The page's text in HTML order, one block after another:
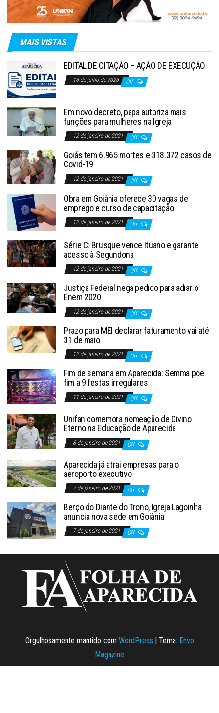
MAIS VISTAS
EDITAL DE CITAÇÃO – AÇÃO DE EXECUÇÃO
16 de julho de 2026 Off
Em novo decreto, papa autoriza mais
funções para mulheres na Igreja
12 de janeiro de 2021 Off
Goiás tem 6.965 mortes e 318.372 casos de
Covid-19
12 de janeiro de 2021 Off
Obra em Goiânia oferece 30 vagas de
emprego e curso de capacitação
12 de janeiro de 2021 Off
Série C: Brusque vence Ituano e garante
acesso à Segundona
12 de janeiro de 2021 Off
Justiça Federal nega pedido para adiar o
Enem 2020
12 de janeiro de 2021 Off
Prazo para MEI declarar faturamento vai até
31 de maio
12 de janeiro de 2021 Off
Fim de semana em Aparecida: Semma põe
fim a 9 festas irregulares
11 de janeiro de 2021 Off
Unifan comemora nomeação de Divino
Eterno na Educação de Aparecida
8 de janeiro de 2021 Off
Aparecida já atrai empresas para o
aeroporto executivo
7 de janeiro de 2021 Off
Berço do Diante do Trono, Igreja Lagoinha
anuncia nova sede em Goiânia
7 de janeiro de 2021 Off
Orgulhosamente mantido com WordPress | Tema: Envo
Magazine